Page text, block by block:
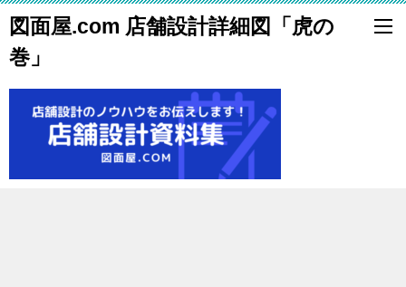
図面屋.com 店舗設計詳細図「虎の
巻」